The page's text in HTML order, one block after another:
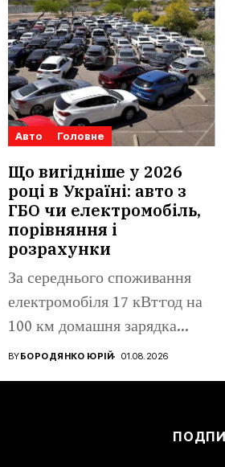
Авто Головне
Що вигідніше у 2026
році в Україні: авто з
ГБО чи електромобіль,
порівняння і
розрахунки
За середнього споживання
електромобіля 17 кВт·год на
100 км домашня зарядка
коштує...
BYБОРОДЯНКО ЮРІЙ 01.08.2026